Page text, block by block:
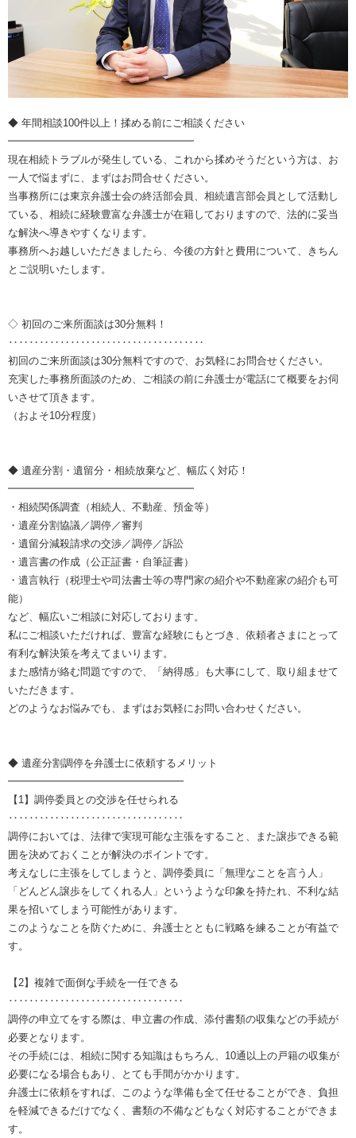
◆ 年間相談100件以上！揉める前にご相談ください
━━━━━━━━━━━━━━━━━━
現在相続トラブルが発生している、これから揉めそうだという方は、お
一人で悩まずに、まずはお問合せください。
当事務所には東京弁護士会の終活部会員、相続遺言部会員として活動し
ている、相続に経験豊富な弁護士が在籍しておりますので、法的に妥当
な解決へ導きやすくなります。
事務所へお越しいただきましたら、今後の方針と費用について、きちん
とご説明いたします。
◇ 初回のご来所面談は30分無料！
‥‥‥‥‥‥‥‥‥‥‥‥‥‥‥‥‥‥‥
初回のご来所面談は30分無料ですので、お気軽にお問合せください。
充実した事務所面談のため、ご相談の前に弁護士が電話にて概要をお伺
いさせて頂きます。
（およそ10分程度）
◆ 遺産分割・遺留分・相続放棄など、幅広く対応！
━━━━━━━━━━━━━━━━━━
・相続関係調査（相続人、不動産、預金等）
・遺産分割協議／調停／審判
・遺留分減殺請求の交渉／調停／訴訟
・遺言書の作成（公正証書・自筆証書）
・遺言執行（税理士や司法書士等の専門家の紹介や不動産家の紹介も可
能）
など、幅広いご相談に対応しております。
私にご相談いただければ、豊富な経験にもとづき、依頼者さまにとって
有利な解決策を考えてまいります。
また感情が絡む問題ですので、「納得感」も大事にして、取り組ませて
いただきます。
どのようなお悩みでも、まずはお気軽にお問い合わせください。
◆ 遺産分割調停を弁護士に依頼するメリット
━━━━━━━━━━━━━━━━━
【1】調停委員との交渉を任せられる
‥‥‥‥‥‥‥‥‥‥‥‥‥‥‥‥‥
調停においては、法律で実現可能な主張をすること、また譲歩できる範
囲を決めておくことが解決のポイントです。
考えなしに主張をしてしまうと、調停委員に「無理なことを言う人」
「どんどん譲歩をしてくれる人」というような印象を持たれ、不利な結
果を招いてしまう可能性があります。
このようなことを防ぐために、弁護士とともに戦略を練ることが有益で
す。
【2】複雑で面倒な手続を一任できる
‥‥‥‥‥‥‥‥‥‥‥‥‥‥‥‥‥
調停の申立てをする際は、申立書の作成、添付書類の収集などの手続が
必要となります。
その手続には、相続に関する知識はもちろん、10通以上の戸籍の収集が
必要になる場合もあり、とても手間がかかります。
弁護士に依頼をすれば、このような準備も全て任せることができ、負担
を軽減できるだけでなく、書類の不備などもなく対応することができま
す。